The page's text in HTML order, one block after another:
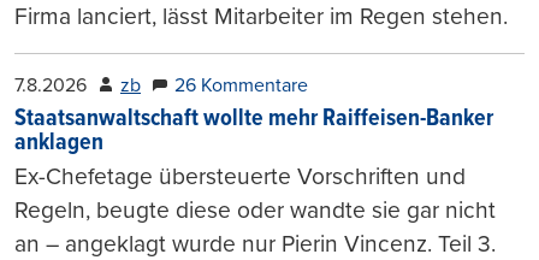
Firma lanciert, lässt Mitarbeiter im Regen stehen.
7.8.2026 zb 26 Kommentare
Staatsanwaltschaft wollte mehr Raiffeisen-Banker
anklagen
Ex-Chefetage übersteuerte Vorschriften und
Regeln, beugte diese oder wandte sie gar nicht
an – angeklagt wurde nur Pierin Vincenz. Teil 3.